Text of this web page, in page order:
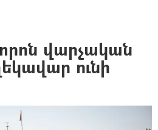
վարչական
ունի